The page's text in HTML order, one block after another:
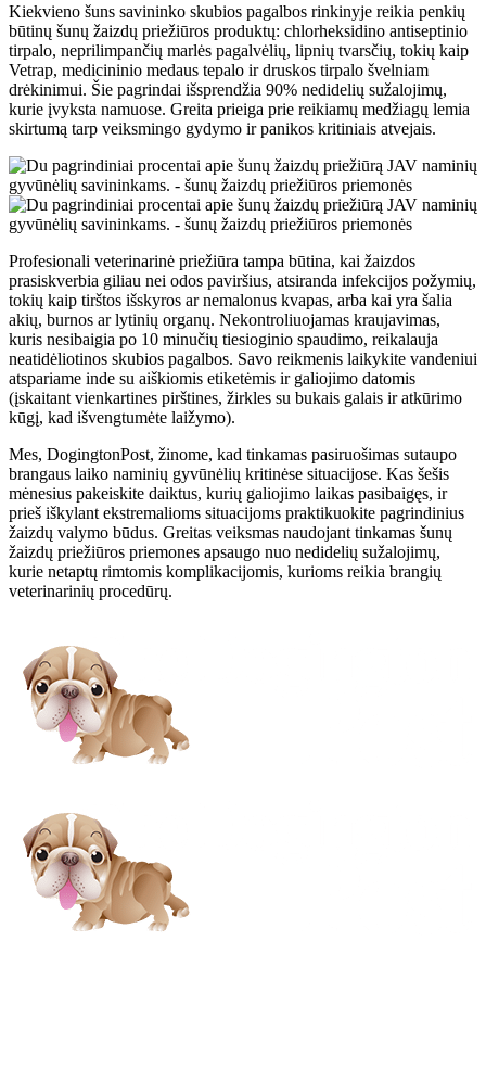
Kiekvieno šuns savininko skubios pagalbos rinkinyje reikia penkių
būtinų šunų žaizdų priežiūros produktų: chlorheksidino antiseptinio
tirpalo, neprilimpančių marlės pagalvėlių, lipnių tvarsčių, tokių kaip
Vetrap, medicininio medaus tepalo ir druskos tirpalo švelniam
drėkinimui. Šie pagrindai išsprendžia 90% nedidelių sužalojimų,
kurie įvyksta namuose. Greita prieiga prie reikiamų medžiagų lemia
skirtumą tarp veiksmingo gydymo ir panikos kritiniais atvejais.
Profesionali veterinarinė priežiūra tampa būtina, kai žaizdos
prasiskverbia giliau nei odos paviršius, atsiranda infekcijos požymių,
tokių kaip tirštos išskyros ar nemalonus kvapas, arba kai yra šalia
akių, burnos ar lytinių organų. Nekontroliuojamas kraujavimas,
kuris nesibaigia po 10 minučių tiesioginio spaudimo, reikalauja
neatidėliotinos skubios pagalbos. Savo reikmenis laikykite vandeniui
atspariame inde su aiškiomis etiketėmis ir galiojimo datomis
(įskaitant vienkartines pirštines, žirkles su bukais galais ir atkūrimo
kūgį, kad išvengtumėte laižymo).
Mes, DogingtonPost, žinome, kad tinkamas pasiruošimas sutaupo
brangaus laiko naminių gyvūnėlių kritinėse situacijose. Kas šešis
mėnesius pakeiskite daiktus, kurių galiojimo laikas pasibaigęs, ir
prieš iškylant ekstremalioms situacijoms praktikuokite pagrindinius
žaizdų valymo būdus. Greitas veiksmas naudojant tinkamas šunų
žaizdų priežiūros priemones apsaugo nuo nedidelių sužalojimų,
kurie netaptų rimtomis komplikacijomis, kurioms reikia brangių
veterinarinių procedūrų.